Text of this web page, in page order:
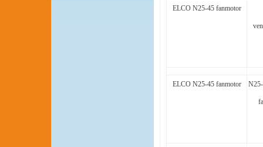
ELCO N25-45 fanmotor
ELCO N25-45 fanmotor